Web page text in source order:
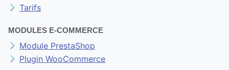
Tarifs
MODULES E-COMMERCE
Module PrestaShop
Plugin WooCommerce